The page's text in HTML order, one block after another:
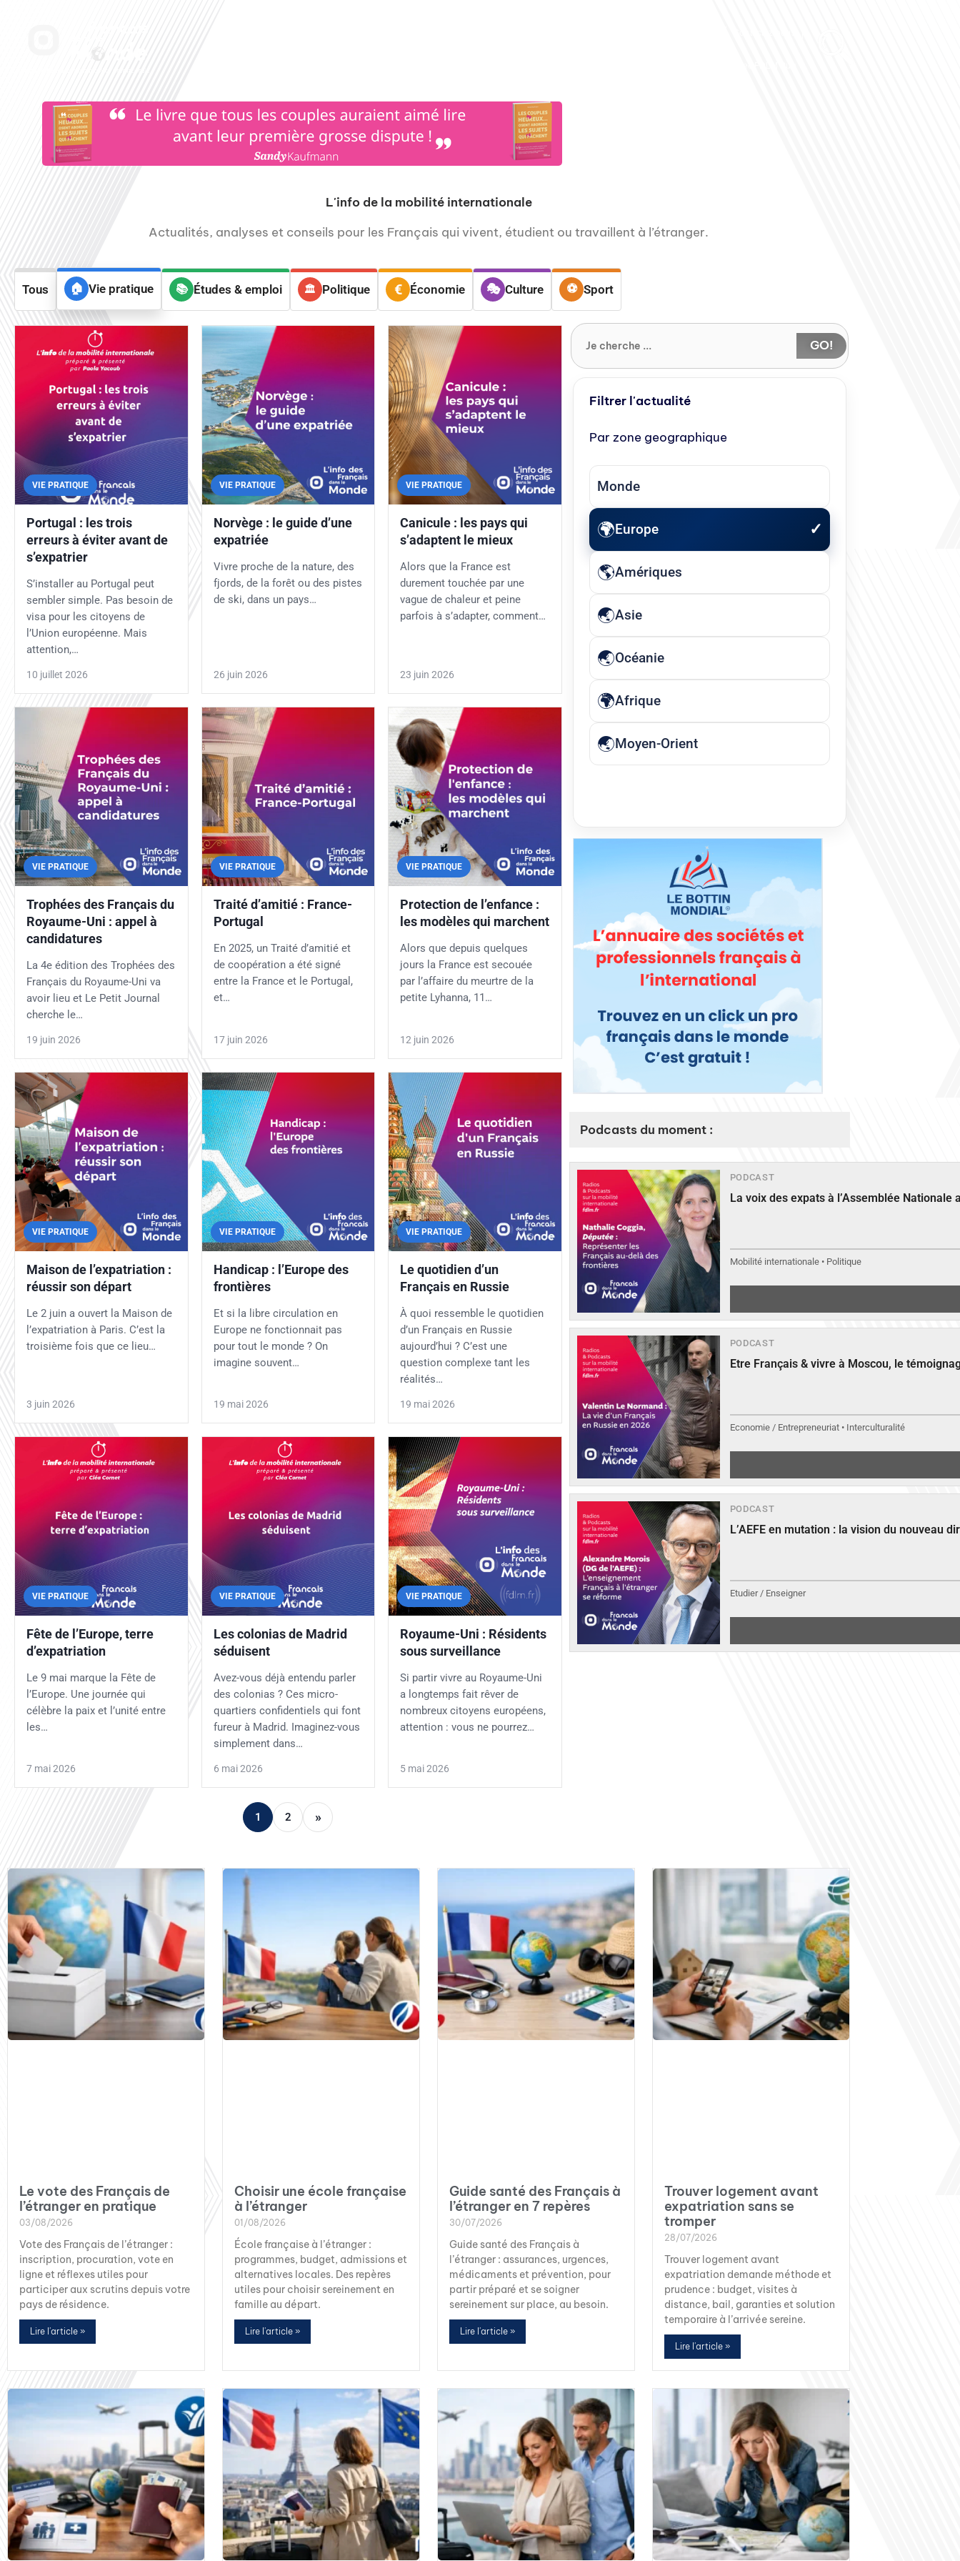
L'info de la mobilité internationale
Actualités, analyses et conseils pour les Français qui vivent, étudient ou travaillent à l’étranger.
Tous Vie pratique Études & emploi Politique Économie Culture Sport
VIE PRATIQUE
Portugal : les trois
erreurs à éviter avant de
s’expatrier
S’installer au Portugal peut
sembler simple. Pas besoin de
visa pour les citoyens de
l’Union européenne. Mais
attention,…
10 juillet 2026
VIE PRATIQUE
Norvège : le guide d’une
expatriée
Vivre proche de la nature, des
fjords, de la forêt ou des pistes
de ski, dans un pays…
26 juin 2026
VIE PRATIQUE
Canicule : les pays qui
s’adaptent le mieux
Alors que la France est
durement touchée par une
vague de chaleur et peine
parfois à s’adapter, comment…
23 juin 2026
VIE PRATIQUE
Trophées des Français du
Royaume-Uni : appel à
candidatures
La 4e édition des Trophées des
Français du Royaume-Uni va
avoir lieu et Le Petit Journal
cherche le…
19 juin 2026
VIE PRATIQUE
Traité d’amitié : France-
Portugal
En 2025, un Traité d’amitié et
de coopération a été signé
entre la France et le Portugal,
et…
17 juin 2026
VIE PRATIQUE
Protection de l’enfance :
les modèles qui marchent
Alors que depuis quelques
jours la France est secouée
par l’affaire du meurtre de la
petite Lyhanna, 11…
12 juin 2026
VIE PRATIQUE
Maison de l’expatriation :
réussir son départ
Le 2 juin a ouvert la Maison de
l’expatriation à Paris. C’est la
troisième fois que ce lieu…
3 juin 2026
VIE PRATIQUE
Handicap : l’Europe des
frontières
Et si la libre circulation en
Europe ne fonctionnait pas
pour tout le monde ? On
imagine souvent…
19 mai 2026
VIE PRATIQUE
Le quotidien d’un
Français en Russie
À quoi ressemble le quotidien
d’un Français en Russie
aujourd’hui ? C’est une
question complexe tant les
réalités…
19 mai 2026
VIE PRATIQUE
Fête de l’Europe, terre
d’expatriation
Le 9 mai marque la Fête de
l’Europe. Une journée qui
célèbre la paix et l’unité entre
les…
7 mai 2026
VIE PRATIQUE
Les colonias de Madrid
séduisent
Avez-vous déjà entendu parler
des colonias ? Ces micro-
quartiers confidentiels qui font
fureur à Madrid. Imaginez-vous
simplement dans…
6 mai 2026
VIE PRATIQUE
Royaume-Uni : Résidents
sous surveillance
Si partir vivre au Royaume-Uni
a longtemps fait rêver de
nombreux citoyens européens,
attention : vous ne pourrez…
5 mai 2026
1 2 »
GO!
Filtrer l'actualité
Par zone geographique
Monde
Europe
Amériques
Asie
Océanie
Afrique
Moyen-Orient
Podcasts du moment :
PODCAST
La voix des expats à l’Assemblée Nationale
Mobilité internationale • Politique
PODCAST
Etre Français & vivre à Moscou, le
Economie / Entrepreneuriat • Interculturalité
PODCAST
L’AEFE en mutation : la vision du nouveau
Etudier / Enseigner
Le vote des Français de
l’étranger en pratique
03/08/2026
Vote des Français de l’étranger :
inscription, procuration, vote en
ligne et réflexes utiles pour
participer aux scrutins depuis votre
pays de résidence.
Lire l'article »
Choisir une école française
à l’étranger
01/08/2026
École française à l’étranger :
programmes, budget, admissions et
alternatives locales. Des repères
utiles pour choisir sereinement en
famille au départ.
Lire l'article »
Guide santé des Français à
l’étranger en 7 repères
30/07/2026
Guide santé des Français à
l’étranger : assurances, urgences,
médicaments et prévention, pour
partir préparé et se soigner
sereinement sur place, au besoin.
Lire l'article »
Trouver logement avant
expatriation sans se
tromper
28/07/2026
Trouver logement avant
expatriation demande méthode et
prudence : budget, visites à
distance, bail, garanties et solution
temporaire à l’arrivée sereine.
Lire l'article »